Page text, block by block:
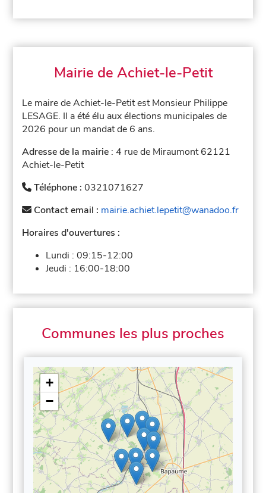
Mairie de Achiet-le-Petit
Le maire de Achiet-le-Petit est Monsieur Philippe
LESAGE. Il a été élu aux élections municipales de
2026 pour un mandat de 6 ans.
Adresse de la mairie : 4 rue de Miraumont 62121
Achiet-le-Petit
Téléphone :0321071627
Contact email : mairie.achiet.lepetit@wanadoo.fr
Horaires d'ouvertures :
Lundi :09:15-12:00
Jeudi : 16:00-18:00
Communes les plus proches
+
−